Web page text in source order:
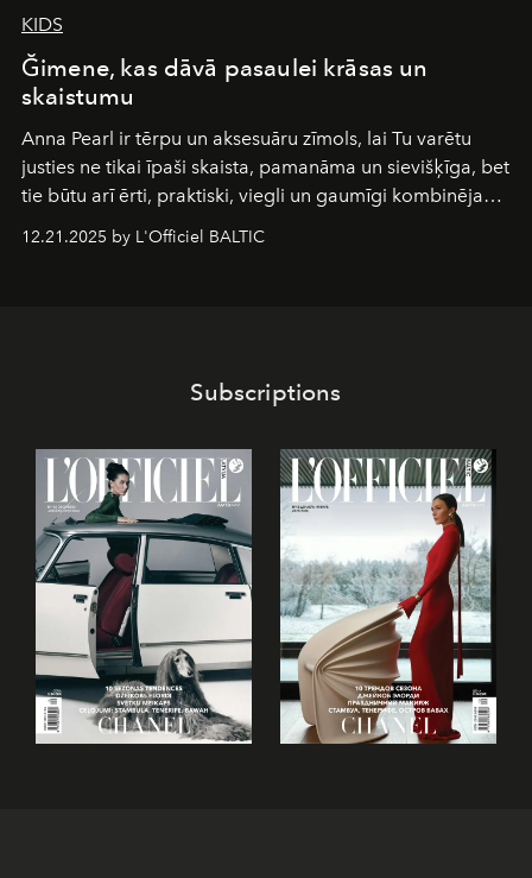
KIDS
Ğimene, kas dāvā pasaulei krāsas un
skaistumu
Anna Pearl ir tērpu un aksesuāru zīmols, lai Tu varētu
justies ne tikai īpaši skaista, pamanāma un sievišķīga, bet
tie būtu arī ērti, praktiski, viegli un gaumīgi kombinējami
piedzīvojumos.
12.21.2025 by L'Officiel BALTIC
Subscriptions